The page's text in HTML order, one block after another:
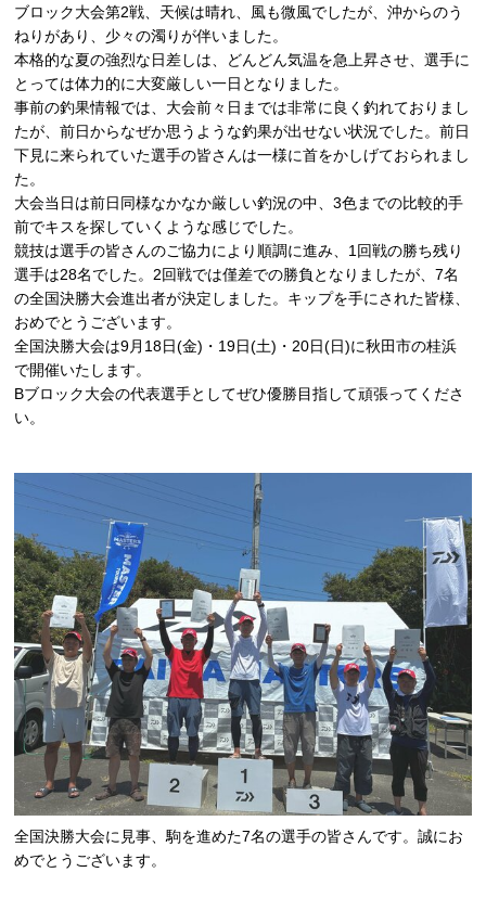
ブロック大会第2戦、天候は晴れ、風も微風でしたが、沖からのう
ねりがあり、少々の濁りが伴いました。
本格的な夏の強烈な日差しは、どんどん気温を急上昇させ、選手に
とっては体力的に大変厳しい一日となりました。
事前の釣果情報では、大会前々日までは非常に良く釣れておりまし
たが、前日からなぜか思うような釣果が出せない状況でした。前日
下見に来られていた選手の皆さんは一様に首をかしげておられまし
た。
大会当日は前日同様なかなか厳しい釣況の中、3色までの比較的手
前でキスを探していくような感じでした。
競技は選手の皆さんのご協力により順調に進み、1回戦の勝ち残り
選手は28名でした。2回戦では僅差での勝負となりましたが、7名
の全国決勝大会進出者が決定しました。キップを手にされた皆様、
おめでとうございます。
全国決勝大会は9月18日(金)・19日(土)・20日(日)に秋田市の桂浜
で開催いたします。
Bブロック大会の代表選手としてぜひ優勝目指して頑張ってくださ
い。
全国決勝大会に見事、駒を進めた7名の選手の皆さんです。誠にお
めでとうございます。